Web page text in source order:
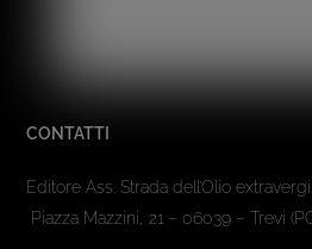
CONTATTI
Editore Ass. Strada dell’Olio
Piazza Mazzini, 21 – 06039 – Trevi